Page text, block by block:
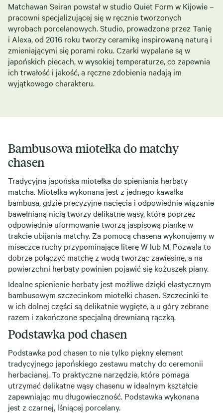
Matchawan Seiran powstał w studio Quiet Form w Kijowie –
pracowni specjalizującej się w ręcznie tworzonych
wyrobach porcelanowych. Studio, prowadzone przez Tanię
i Alexa, od 2016 roku tworzy ceramikę inspirowaną naturą i
zmieniającymi się porami roku. Czarki wypalane są w
japońskich piecach, w wysokiej temperaturze, co zapewnia
ich trwałość i jakość, a ręczne zdobienia nadają im
wyjątkowego charakteru.
Bambusowa miotełka do matchy
chasen
Tradycyjna japońska miotełka do spieniania herbaty
matcha. Miotełka wykonana jest z jednego kawałka
bambusa, gdzie precyzyjne nacięcia i odpowiednie wiązanie
bawełnianą nicią tworzy delikatne wąsy, które poprzez
odpowiednie uformowanie tworzą jaspisową piankę w
trakcie ubijania matchy. Za pomocą chasena wykonujemy w
miseczce ruchy przypominające literę W lub M. Pozwala to
dobrze połączyć matchę z wodą tworząc zawiesinę, a na
powierzchni herbaty powinien pojawić się kożuszek piany.
Idealne spienienie herbaty jest możliwe dzięki elastycznym
bambusowym szczecinkom miotełki chasen. Szczecinki te
w ich dolnej części są delikatnie wygięte, a u góry zebrane
razem i zakończone specjalną drewnianą rączką.
Podstawka pod chasen
Podstawka pod chasen to nie tylko piękny element
tradycyjnego japońskiego zestawu matchy do ceremonii
herbacianej. To praktyczne narzędzie, które pomaga
utrzymać delikatne wąsy chasenu w idealnym kształcie
zapewniając mu długowieczność. Podstawka wykonana
jest z czarnej, lśniącej porcelany.